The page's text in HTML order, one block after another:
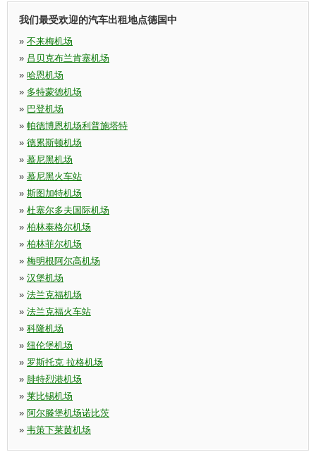
我们最受欢迎的汽车出租地点德国中
» 不来梅机场
» 吕贝克布兰肯塞机场
» 哈恩机场
» 多特蒙德机场
» 巴登机场
» 帕德博恩机场利普施塔特
» 德累斯顿机场
» 慕尼黑机场
» 慕尼黑火车站
» 斯图加特机场
» 杜塞尔多夫国际机场
» 柏林泰格尔机场
» 柏林菲尔机场
» 梅明根阿尔高机场
» 汉堡机场
» 法兰克福机场
» 法兰克福火车站
» 科隆机场
» 纽伦堡机场
» 罗斯托克 拉格机场
» 腓特烈港机场
» 莱比锡机场
» 阿尔滕堡机场诺比茨
» 韦策下莱茵机场